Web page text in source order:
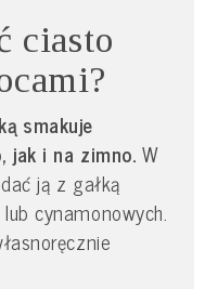
ciasto
smakuje
jak i na zimno. W
ją z gałką
lub cynamonowych.